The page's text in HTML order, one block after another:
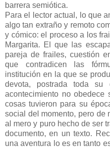
barrera semiótica.
Para el lector actual, lo que
algo tan extraño y remoto
y cómico: el proceso a los
Margarita. El que las
pareja de frailes, cuestión
que contradicen las
institución en la que se
devota, postrada toda su
acontecimiento no
cosas tuvieron para su
social del momento, pero de
al mero y puro hecho de ser
documento, en un texto.
una aventura lo es en tanto